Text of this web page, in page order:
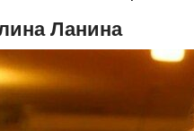
Ланина